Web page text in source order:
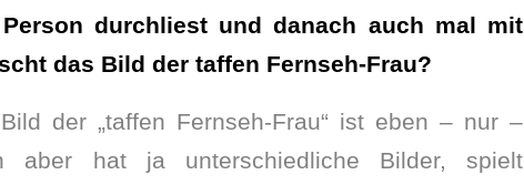
durchliest und danach auch mal mit
das Bild der taffen Fernseh-Frau?
der „taffen Fernseh-Frau“ ist eben – nur –
aber hat ja unterschiedliche Bilder, spielt